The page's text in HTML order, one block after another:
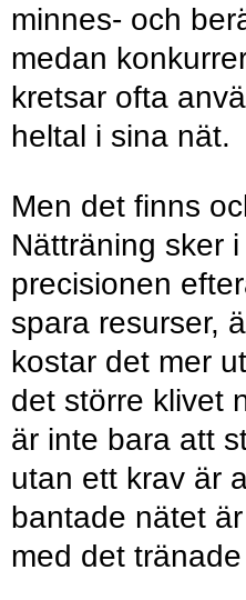
minnes- och
medan
kretsar ofta
heltal i sina nät.
Men det finns
Nätträning sker
precisionen
spara resurser,
kostar det mer
det större klivet
är inte bara att
utan ett krav är
bantade nätet
med det